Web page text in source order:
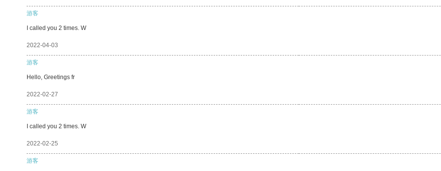
游客
I called you 2 times. W
2022-04-03
游客
Hello, Greetings fr
2022-02-27
游客
I called you 2 times. W
2022-02-25
游客